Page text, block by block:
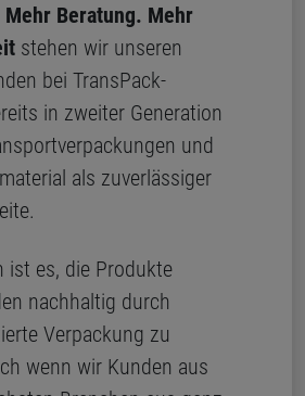
Beratung. Mehr
stehen wir unseren
bei TransPack-
in zweiter Generation
und
als zuverlässiger
ist es, die Produkte
nachhaltig durch
Verpackung zu
wenn wir Kunden aus